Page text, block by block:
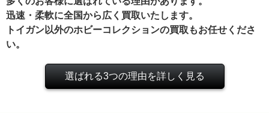
迅速・柔軟に全国から広く買取いたします。
トイガン以外のホビーコレクションの買取もお任せくださ
い。
選ばれる3つの理由を詳しく見る